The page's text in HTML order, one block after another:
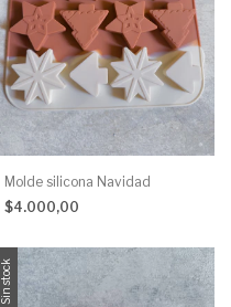
Molde silicona Navidad
$4.000,00
Sin stock